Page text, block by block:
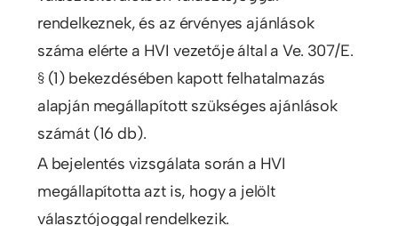
rendelkeznek, és az érvényes ajánlások
száma elérte a HVI vezetője által a Ve. 307/E.
§ (1) bekezdésében kapott felhatalmazás
alapján megállapított szükséges ajánlások
számát (16 db).
A bejelentés vizsgálata során a HVI
megállapította azt is, hogy a jelölt
választójoggal rendelkezik.